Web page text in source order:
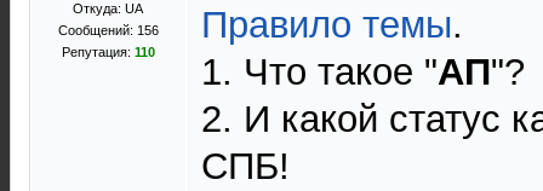
Откуда: UA
Сообщений: 156
Репутация: 110
Правило темы.
1. Что такое "АП"?
2. И какой статус
СПБ!